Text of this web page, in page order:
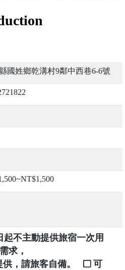
國姓鄉乾溝村9鄰中西巷6-6號
起不主動提供旅宿一次用
求，
供，請旅客自備。
可